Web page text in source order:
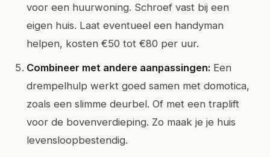
voor een huurwoning. Schroef vast bij een
eigen huis. Laat eventueel een handyman
helpen, kosten €50 tot €80 per uur.
Combineer met andere aanpassingen: Een
drempelhulp werkt goed samen met domotica,
zoals een slimme deurbel. Of met een traplift
voor de bovenverdieping. Zo maak je je huis
levensloopbestendig.